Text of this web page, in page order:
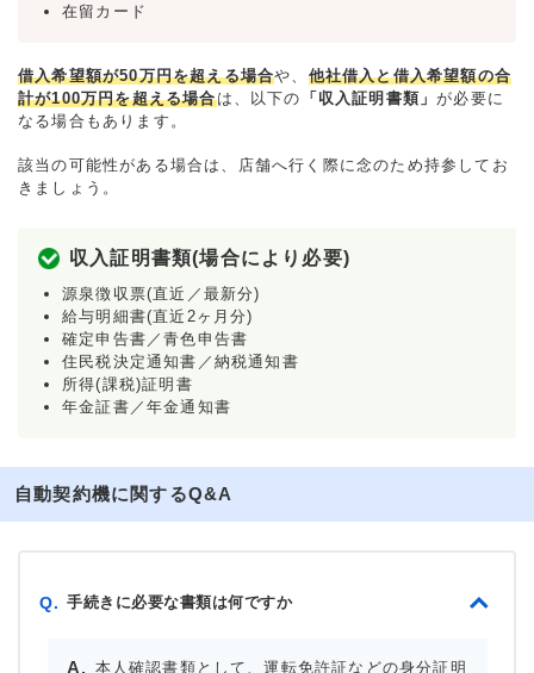
在留カード
借入希望額が50万円を超える場合や、 他社借入と借入希望額の合
計が100万円を超える場合は、以下の 「収入証明書類」が必要に
なる場合もあります。
該当の可能性がある場合は、店舗へ行く際に念のため持参してお
きましょう。
収入証明書類(場合により必要)
源泉徴収票(直近／最新分)
給与明細書(直近2ヶ月分)
確定申告書／青色申告書
住民税決定通知書／納税通知書
所得(課税)証明書
年金証書／年金通知書
自動契約機に関するQ&A
Q. 手続きに必要な書類は何ですか
本人確認書類として、運転免許証などの身分証明